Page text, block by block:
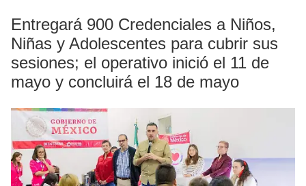
Entregará 900 Credenciales a Niños,
Niñas y Adolescentes para cubrir sus
sesiones; el operativo inició el 11 de
mayo y concluirá el 18 de mayo